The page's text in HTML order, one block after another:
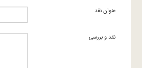
عنوان نقد
نقد و بررسی